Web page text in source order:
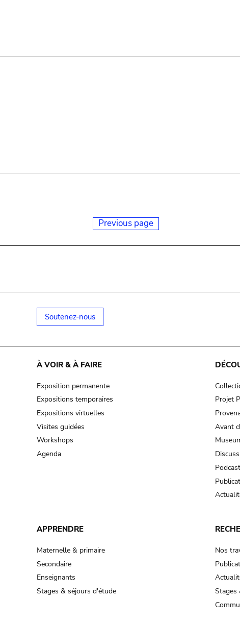
Previous page
Soutenez-nous
À VOIR & À FAIRE
Exposition permanente
Expositions temporaires
Expositions virtuelles
Visites guidées
Workshops
Agenda
Projet
Avant
APPRENDRE
Maternelle & primaire
Secondaire
Enseignants
Stages & séjours d'étude
Nos
Stages